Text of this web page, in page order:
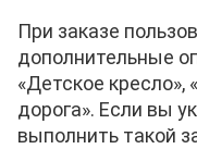
При заказе
дополнительные
«Детское
дорога». Если вы
выполнить такой